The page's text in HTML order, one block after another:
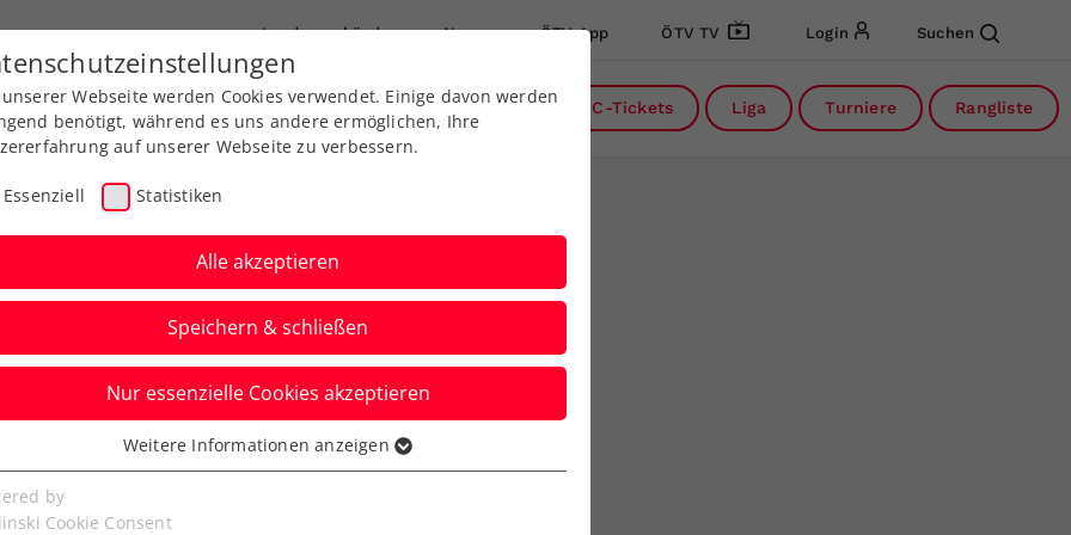
Landesverbände News ÖTV App ÖTV TV Login Suchen
Ausbildung Services Über uns DC-Tickets Liga Turniere Rangliste
by EVN: Die Welt
Webseite werden Cookies verwendet. Einige davon werden
benötigt, während es uns andere ermöglichen, Ihre
auf unserer Webseite zu verbessern.
Essenziell Statistiken
Alle akzeptieren
Speichern & schließen
Nur essenzielle Cookies akzeptieren
Cookies werden für grundlegende Funktionen der
benötigt. Dadurch ist gewährleistet, dass die Webseite
Weitere Informationen anzeigen
by
Cookie Consent